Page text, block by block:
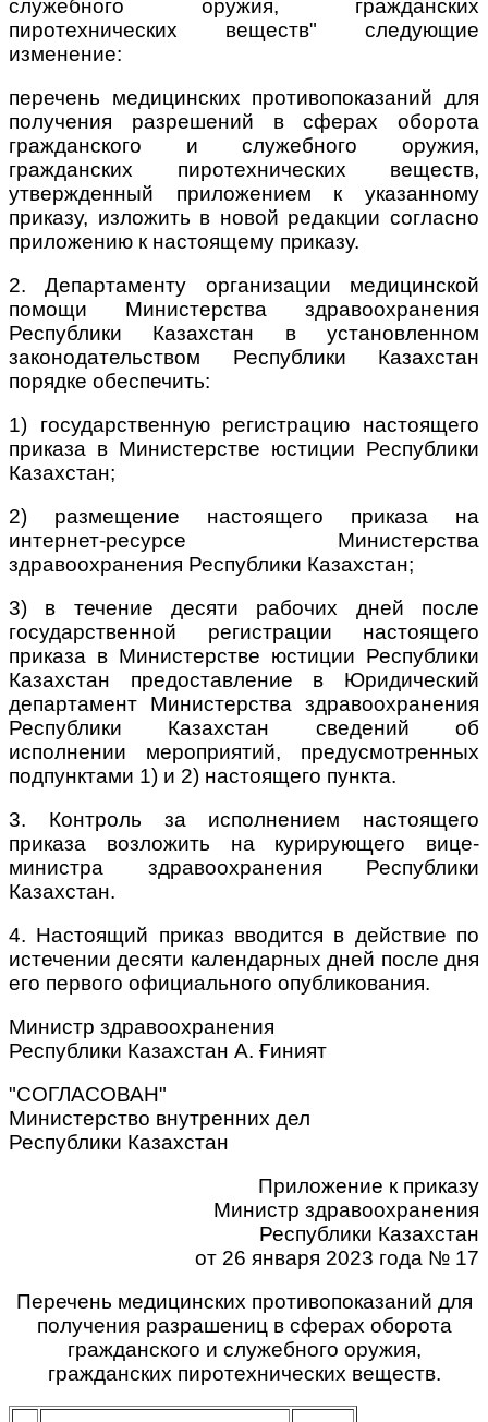
служебного оружия, гражданских
пиротехнических веществ" следующие
изменение:
перечень медицинских противопоказаний для
получения разрешений в сферах оборота
гражданского и служебного оружия,
гражданских пиротехнических веществ,
утвержденный приложением к указанному
приказу, изложить в новой редакции согласно
приложению к настоящему приказу.
2. Департаменту организации медицинской
помощи Министерства здравоохранения
Республики Казахстан в установленном
законодательством Республики Казахстан
порядке обеспечить:
1) государственную регистрацию настоящего
приказа в Министерстве юстиции Республики
Казахстан;
2) размещение настоящего приказа на
интернет-ресурсе Министерства
здравоохранения Республики Казахстан;
3) в течение десяти рабочих дней после
государственной регистрации настоящего
приказа в Министерстве юстиции Республики
Казахстан предоставление в Юридический
департамент Министерства здравоохранения
Республики Казахстан сведений об
исполнении мероприятий, предусмотренных
подпунктами 1) и 2) настоящего пункта.
3. Контроль за исполнением настоящего
приказа возложить на курирующего вице-
министра здравоохранения Республики
Казахстан.
4. Настоящий приказ вводится в действие по
истечении десяти календарных дней после дня
его первого официального опубликования.
Министр здравоохранения
Республики Казахстан А. Ғиният
"СОГЛАСОВАН"
Министерство внутренних дел
Республики Казахстан
Приложение к приказу
Министр здравоохранения
Республики Казахстан
от 26 января 2023 года № 17
Перечень медицинских противопоказаний для
получения разрашениц в сферах оборота
гражданского и служебного оружия,
гражданских пиротехнических веществ.